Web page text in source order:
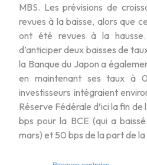
MBS. Les prévisions de
revues à la baisse, alors que
ont été revues à la
d’anticiper deux baisses de
la Banque du Japon a
en maintenant ses taux à
investisseurs intégraient
Réserve Fédérale d’ici la fin
bps pour la BCE (qui a
mars) et 50 bps de la part de